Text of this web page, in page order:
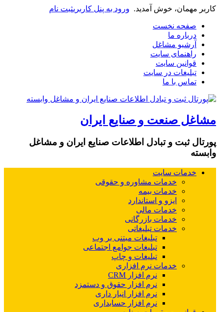
کاربر مهمان، خوش آمدید. ورود به پنل کاربریثبت نام
صفحه نخست
درباره ما
آرشیو مشاغل
راهنمای سایت
قوانین سایت
تبلیغات در سایت
تماس با ما
مشاغل صنعت و صنایع ایران
پورتال ثبت و تبادل اطلاعات صنایع ایران و مشاغل
وابسته
خدمات سایت
خدمات مشاوره و حقوقی
خدمات بیمه
ایزو و استاندارد
خدمات مالی
خدمات بازرگانی
خدمات تبلیغاتی
تبلیغات مبتنی بر وب
تبلیغات جوامع اجتماعی
تبلیغات و چاپ
خدمات نرم افزاری
نرم افزار CRM
نرم افزار حقوق و دستمزد
نرم افزار انبار داری
نرم افزار حسابداری